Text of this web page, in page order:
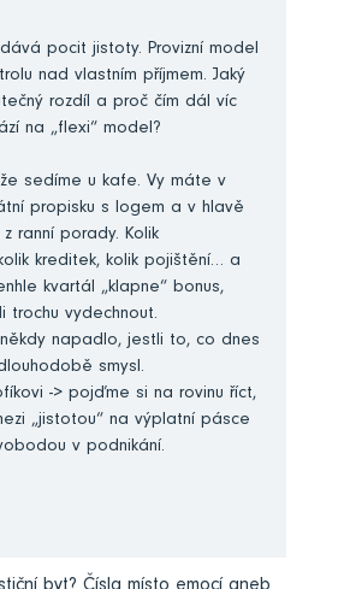
pocit jistoty. Provizní model
nad vlastním příjmem. Jaký
rozdíl a proč čím dál víc
na „flexi“ model?
sedíme u kafe. Vy máte v
propisku s logem a v hlavě
ranní porady. Kolik
kreditek, kolik pojištění… a
kvartál „klapne“ bonus,
trochu vydechnout.
napadlo, jestli to, co dnes
smysl.
-> pojďme si na rovinu říct,
„jistotou“ na výplatní pásce
v podnikání.